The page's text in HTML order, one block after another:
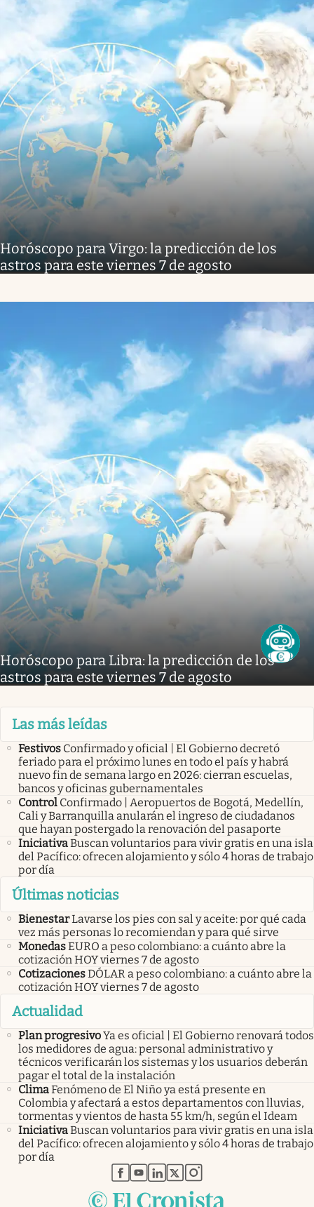
Horóscopo para Virgo: la predicción de los
astros para este viernes 7 de agosto
Horóscopo para Libra: la predicción de los
astros para este viernes 7 de agosto
Las más leídas
Festivos Confirmado y oficial | El Gobierno decretó
feriado para el próximo lunes en todo el país y habrá
nuevo fin de semana largo en 2026: cierran escuelas,
bancos y oficinas gubernamentales
Control Confirmado | Aeropuertos de Bogotá, Medellín,
Cali y Barranquilla anularán el ingreso de ciudadanos
que hayan postergado la renovación del pasaporte
IniciativaBuscan voluntarios para vivir gratis en una isla
del Pacífico: ofrecen alojamiento y sólo 4 horas de trabajo
por día
Últimas noticias
BienestarLavarse los pies con sal y aceite: por qué cada
vez más personas lo recomiendan y para qué sirve
MonedasEURO a peso colombiano: a cuánto abre la
cotización HOY viernes 7 de agosto
CotizacionesDÓLAR a peso colombiano: a cuánto abre la
cotización HOY viernes 7 de agosto
Actualidad
Plan progresivoYa es oficial | El Gobierno renovará todos
los medidores de agua: personal administrativo y
técnicos verificarán los sistemas y los usuarios deberán
pagar el total de la instalación
ClimaFenómeno de El Niño ya está presente en
Colombia y afectará a estos departamentos con lluvias,
tormentas y vientos de hasta 55 km/h, según el Ideam
IniciativaBuscan voluntarios para vivir gratis en una isla
del Pacífico: ofrecen alojamiento y sólo 4 horas de trabajo
por día
abre en nueva pestaña
abre en nueva pestaña
abre en nueva pestaña
abre en nueva pestaña
abre en nueva pestaña